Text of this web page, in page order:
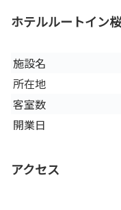
ホテルルートイン
施設名
所在地
客室数
開業日
アクセス